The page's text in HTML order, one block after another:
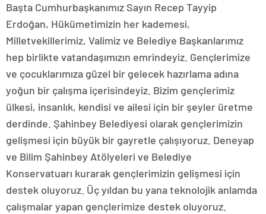
Başta Cumhurbaşkanımız Sayın Recep Tayyip
Erdoğan, Hükümetimizin her kademesi,
Milletvekillerimiz, Valimiz ve Belediye Başkanlarımız
hep birlikte vatandaşımızın emrindeyiz. Gençlerimize
ve çocuklarımıza güzel bir gelecek hazırlama adına
yoğun bir çalışma içerisindeyiz. Bizim gençlerimiz
ülkesi, insanlık, kendisi ve ailesi için bir şeyler üretme
derdinde. Şahinbey Belediyesi olarak gençlerimizin
gelişmesi için büyük bir gayretle çalışıyoruz. Deneyap
ve Bilim Şahinbey Atölyeleri ve Belediye
Konservatuarı kurarak gençlerimizin gelişmesi için
destek oluyoruz. Üç yıldan bu yana teknolojik anlamda
çalışmalar yapan gençlerimize destek oluyoruz.